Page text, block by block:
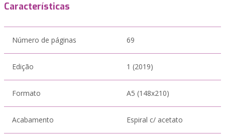
Características
Número de páginas 69
Edição 1 (2019)
Formato A5 (148x210)
Acabamento Espiral c/ acetato